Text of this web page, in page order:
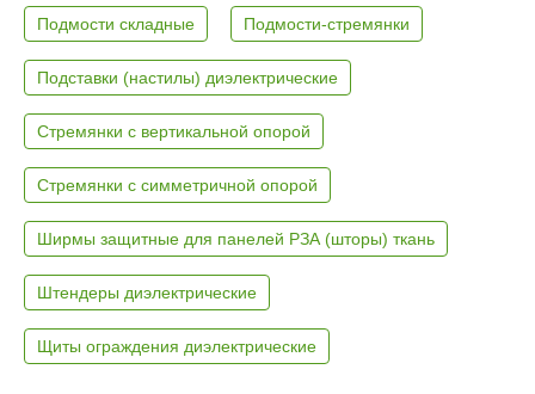
Подмости складные Подмости-стремянки
Подставки (настилы) диэлектрические
Стремянки с вертикальной опорой
Стремянки с симметричной опорой
Ширмы защитные для панелей РЗА (шторы) ткань
Штендеры диэлектрические
Щиты ограждения диэлектрические